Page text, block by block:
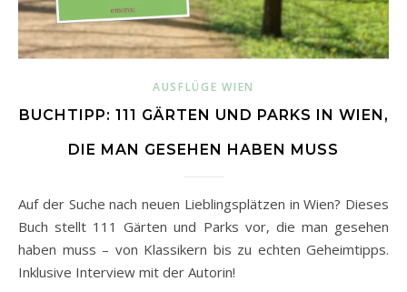
AUSFLÜGE WIEN
BUCHTIPP: 111 GÄRTEN UND PARKS IN WIEN,
DIE MAN GESEHEN HABEN MUSS
Auf der Suche nach neuen Lieblingsplätzen in Wien? Dieses
Buch stellt 111 Gärten und Parks vor, die man gesehen
haben muss – von Klassikern bis zu echten Geheimtipps.
Inklusive Interview mit der Autorin!